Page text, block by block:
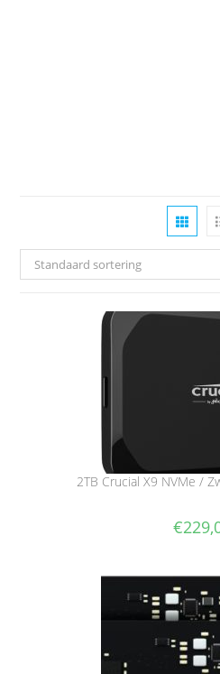
Standaard sortering
2TB Crucial X9 NVMe /
€